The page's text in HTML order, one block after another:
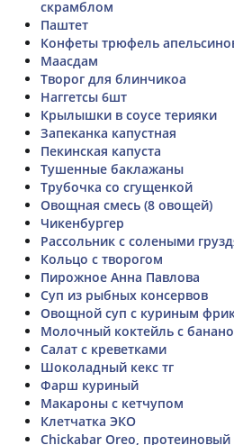
скрамблом
Паштет
Конфеты трюфель
Маасдам
Творог для блинчикоа
Наггетсы 6шт
Крылышки в соусе терияки
Запеканка капустная
Пекинская капуста
Тушенные баклажаны
Трубочка со сгущенкой
Овощная смесь (8 овощей)
Чикенбургер
Рассольник с солеными
Кольцо с творогом
Пирожное Анна Павлова
Суп из рыбных консервов
Овощной суп с куриным
Молочный коктейль с
Салат с креветками
Шоколадный кекс тг
Фарш куриный
Макароны с кетчупом
Клетчатка ЭКО
Chickabar Oreo, протеиновый